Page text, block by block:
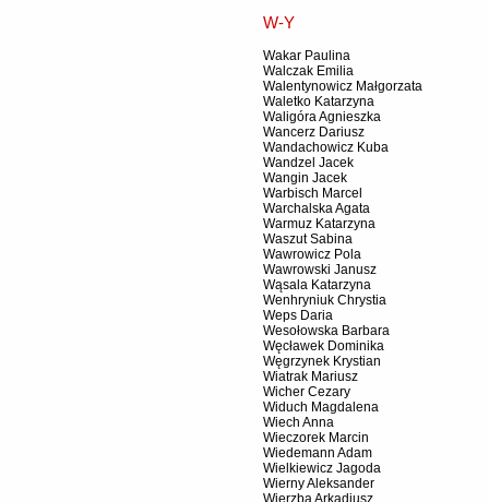
W-Y
Wakar Paulina
Walczak Emilia
Walentynowicz Małgorzata
Waletko Katarzyna
Waligóra Agnieszka
Wancerz Dariusz
Wandachowicz Kuba
Wandzel Jacek
Wangin Jacek
Warbisch Marcel
Warchalska Agata
Warmuz Katarzyna
Waszut Sabina
Wawrowicz Pola
Wawrowski Janusz
Wąsala Katarzyna
Wenhryniuk Chrystia
Weps Daria
Wesołowska Barbara
Węcławek Dominika
Węgrzynek Krystian
Wiatrak Mariusz
Wicher Cezary
Widuch Magdalena
Wiech Anna
Wieczorek Marcin
Wiedemann Adam
Wielkiewicz Jagoda
Wierny Aleksander
Wierzba Arkadiusz